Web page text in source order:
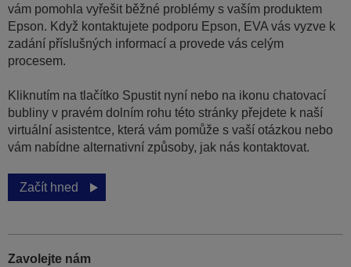
vám pomohla vyřešit běžné problémy s vaším produktem
Epson. Když kontaktujete podporu Epson, EVA vás vyzve k
zadání příslušných informací a provede vás celým
procesem.
Kliknutím na tlačítko Spustit nyní nebo na ikonu chatovací
bubliny v pravém dolním rohu této stránky přejdete k naší
virtuální asistentce, která vám pomůže s vaší otázkou nebo
vám nabídne alternativní způsoby, jak nás kontaktovat.
Začít hned
Zavolejte nám